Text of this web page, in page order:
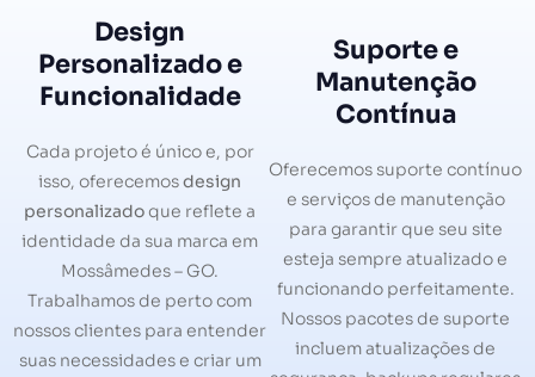
Design
Personalizado e
Funcionalidade
Cada projeto é único e, por
isso, oferecemosdesign
personalizadoque reflete a
identidade da sua marca em
Mossâmedes – GO.
Trabalhamos de perto com
nossos clientes para entender
suas necessidades e criar um
Suporte e
Manutenção
Contínua
Oferecemos suporte contínuo
e serviços de manutenção
para garantir que seu site
esteja sempre atualizado e
funcionando perfeitamente.
Nossos pacotes de suporte
incluem atualizações de